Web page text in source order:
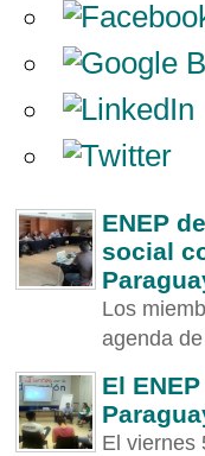
ENEP
social
Los
agenda
El
El viernes